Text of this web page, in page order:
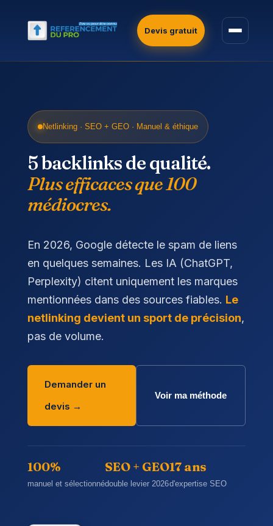
Devis gratuit
Netlinking · SEO + GEO · Manuel & éthique
5 backlinks de qualité.
Plus efficaces que 100
médiocres.
En 2026, Google détecte le spam de liens
en quelques semaines. Les IA (ChatGPT,
Perplexity) citent uniquement les marques
mentionnées dans des sources fiables. Le
netlinking devient un sport de précision,
pas de volume.
Demander un
devis →
Voir ma méthode
100%
manuel et sélectionné
SEO + GEO
double levier 2026
17 ans
d'expertise SEO